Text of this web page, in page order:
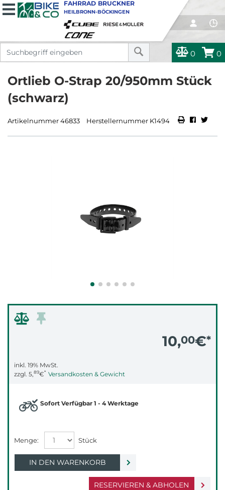
0 0
FAHRRAD BRUCKNER
HEILBRONN-BÖCKINGEN
Ortlieb O-Strap 20/950mm Stück
(schwarz)
Artikelnummer 46833 Herstellernummer K1494
10,00€*
inkl. 19% MwSt.
zzgl. 5,89€* Versandkosten & Gewicht
RESERVIEREN & ABHOLEN
Sofort Verfügbar 1 - 4 Werktage
IN DEN WARENKORB